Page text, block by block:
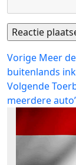
Bericht
navigatie
Vorige Vorig
bericht:
Meer
buitenlands
Volgende
meerdere